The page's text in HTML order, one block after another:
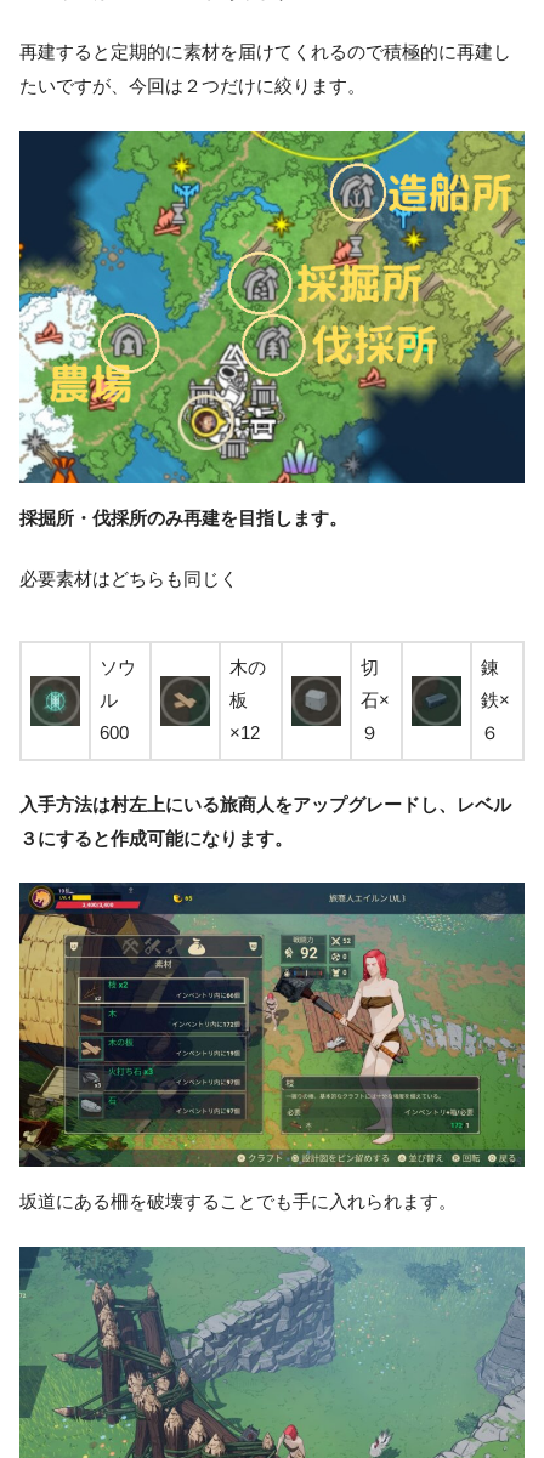
再建すると定期的に素材を届けてくれるので積極的に再建し
たいですが、今回は２つだけに絞ります。
採掘所・伐採所のみ再建を目指します。
必要素材はどちらも同じく
ソウ
ル
600
木の
板
×12
切
石×
９
錬
鉄×
６
入手方法は村左上にいる旅商人をアップグレードし、レベル
３にすると作成可能になります。
坂道にある柵を破壊することでも手に入れられます。